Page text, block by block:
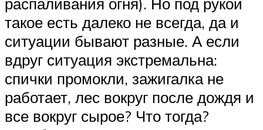
такое есть далеко не всегда, да и
ситуации бывают разные. А если
вдруг ситуация экстремальна:
спички промокли, зажигалка не
работает, лес вокруг после дождя и
все вокруг сырое? Что тогда?